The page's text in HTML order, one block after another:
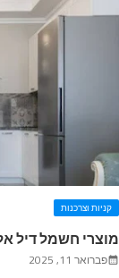
קניות וצרכנות
מוצרי חשמל דיל
פברואר 11, 2025